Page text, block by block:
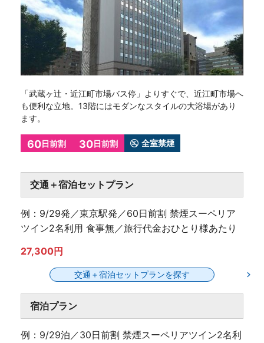
交通＋宿泊セットプラン
例：9/29発／東京駅発／60日前割 禁煙スーペリア
ツイン2名利用 食事無／旅行代金おひとり様あたり
27,300円
交通＋宿泊セットプランを探す
「武蔵ヶ辻・近江町市場バス停」よりすぐで、近江町市場へ
も便利な立地。13階にはモダンなスタイルの大浴場があり
ます。
60日前割 30日前割 全室禁煙
宿泊プラン
例：9/29泊／30日前割 禁煙スーペリアツイン2名利